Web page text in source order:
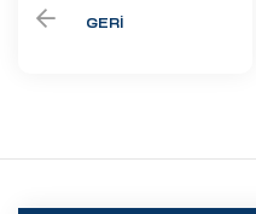
GERI